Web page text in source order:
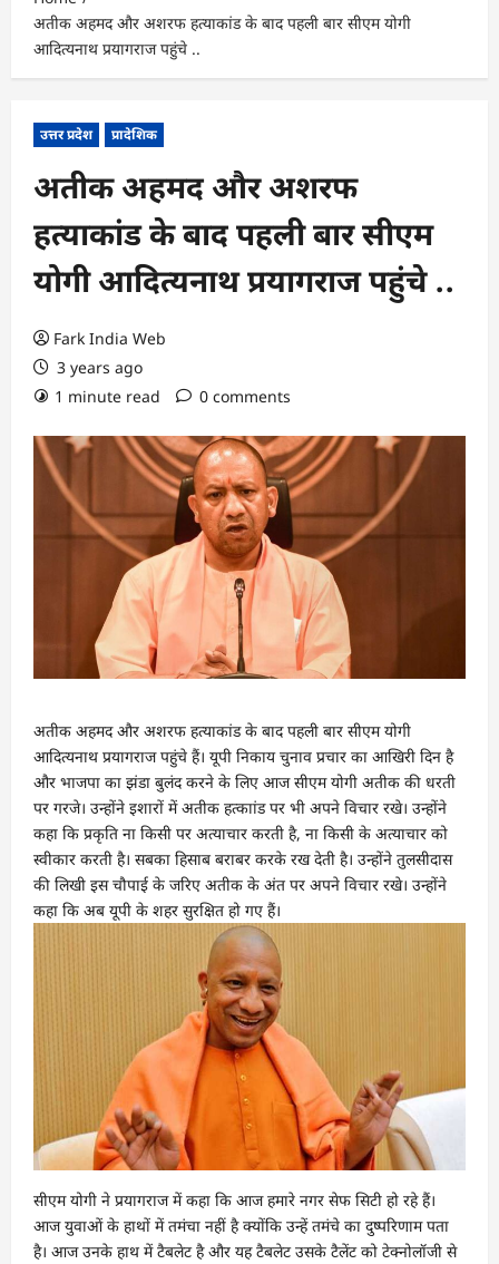
अतीक अहमद और अशरफ हत्याकांड के बाद पहली बार सीएम योगी
आदित्यनाथ प्रयागराज पहुंचे ..
उत्तर प्रदेश प्रादेशिक
अतीक अहमद और अशरफ
हत्याकांड के बाद पहली बार सीएम
योगी आदित्यनाथ प्रयागराज पहुंचे ..
Fark India Web
3 years ago
1 minute read
0 comments
अतीक अहमद और अशरफ हत्याकांड के बाद पहली बार सीएम योगी
आदित्यनाथ प्रयागराज पहुंचे हैं। यूपी निकाय चुनाव प्रचार का आखिरी दिन है
और भाजपा का झंडा बुलंद करने के लिए आज सीएम योगी अतीक की धरती
पर गरजे। उन्होंने इशारों में अतीक हत्काांड पर भी अपने विचार रखे। उन्होंने
कहा कि प्रकृति ना किसी पर अत्याचार करती है, ना किसी के अत्याचार को
स्वीकार करती है। सबका हिसाब बराबर करके रख देती है। उन्होंने तुलसीदास
की लिखी इस चौपाई के जरिए अतीक के अंत पर अपने विचार रखे। उन्होंने
कहा कि अब यूपी के शहर सुरक्षित हो गए हैं।
सीएम योगी ने प्रयागराज में कहा कि आज हमारे नगर सेफ सिटी हो रहे हैं।
आज युवाओं के हाथों में तमंचा नहीं है क्योंकि उन्हें तमंचे का दुष्परिणाम पता
है। आज उनके हाथ में टैबलेट है और यह टैबलेट उसके टैलेंट को टेक्नोलॉजी से